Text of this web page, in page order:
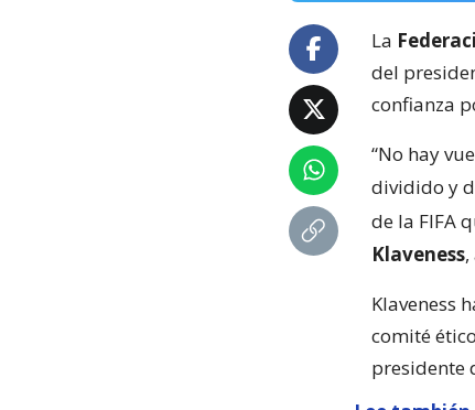
La
del
confianza
“No hay
dividido y
de la FIFA
Klaveness
Klaveness
comité
presidente